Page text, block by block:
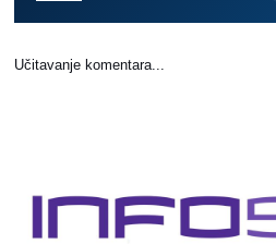
Učitavanje komentara...